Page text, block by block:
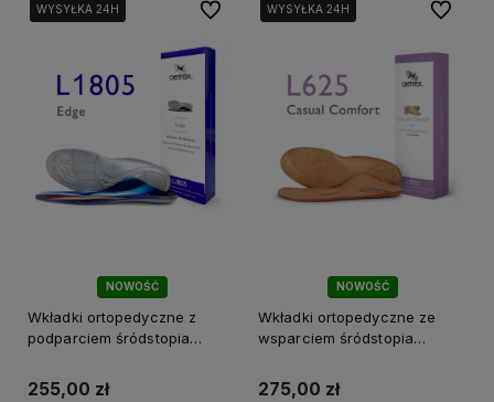
NOWOŚĆ
WYSYŁKA 24H
WYSYŁKA 24H
Wkładki ortopedyczne z
podparciem śródstopia
255,00 zł
Do ulubionych
NOWOŚĆ
WYSYŁKA 24H
WYSYŁKA 24H
Wkładki ortopedyczne ze
wsparciem śródstopia
L625W
275,00 zł
Do